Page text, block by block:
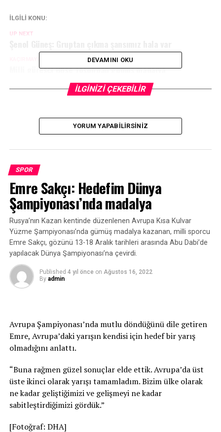
İLGİLİ KONU:
UP NEXT
Milli güreşçi Buse Tosun’dan gümüş madalya
DEVAMINI OKU
İLGİNİZİ ÇEKEBİLİR
YORUM YAPABILIRSINIZ
SPOR
Emre Sakçı: Hedefim Dünya
Şampiyonası’nda madalya
Rusya’nın Kazan kentinde düzenlenen Avrupa Kısa Kulvar
Yüzme Şampiyonası’nda gümüş madalya kazanan, milli sporcu
Emre Sakçı, gözünü 13-18 Aralık tarihleri arasında Abu Dabi’de
yapılacak Dünya Şampiyonası’na çevirdi.
Published 4 yıl önce on Ağustos 16, 2022
By admin
Avrupa Şampiyonası’nda mutlu döndüğünü dile getiren
Emre, Avrupa’daki yarışın kendisi için hedef bir yarış
olmadığını anlattı.
“Buna rağmen güzel sonuçlar elde ettik. Avrupa’da üst
üste ikinci olarak yarışı tamamladım. Bizim ülke olarak
ne kadar geliştiğimizi ve gelişmeyi ne kadar
sabitleştirdiğimizi gördük.”
[Fotoğraf: DHA]